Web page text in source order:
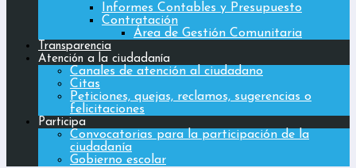
Informes Contables y Presupuesto
Contratación
Área de Gestión Comunitaria
Transparencia
Atención a la ciudadanía
Canales de atención al ciudadano
Citas
Peticiones, quejas, reclamos, sugerencias o
felicitaciones
Participa
Convocatorias para la participación de la
ciudadanía
Gobierno escolar